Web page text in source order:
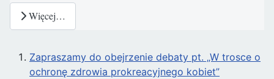
Więcej…
Zapraszamy do obejrzenie debaty pt. „W trosce o
ochronę zdrowia prokreacyjnego kobiet”